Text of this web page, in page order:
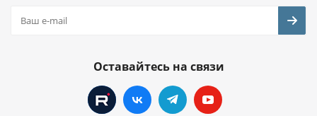
Оставайтесь на связи